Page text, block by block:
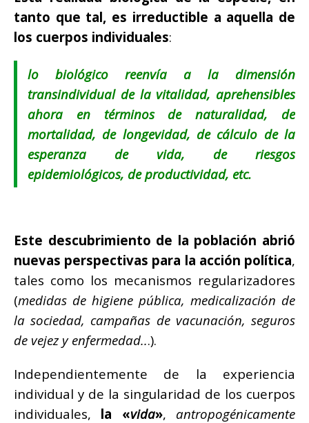
tanto que tal, es irreductible a aquella de
los cuerpos individuales:
lo biológico reenvía a la dimensión
transindividualde la vitalidad, aprehensibles
ahora en términos de naturalidad, de
mortalidad, de longevidad, de cálculo de la
esperanza de vida, de riesgos
epidemiológicos, de productividad, etc.
Este descubrimiento de la población abrió
nuevas perspectivas para la acción política,
tales como los mecanismos regularizadores
(medidas de higiene pública, medicalización de
la sociedad, campañas de vacunación, seguros
de vejez y enfermedad...).
Independientemente de la experiencia
individual y de la singularidad de los cuerpos
individuales, la «vida», antropogénicamente